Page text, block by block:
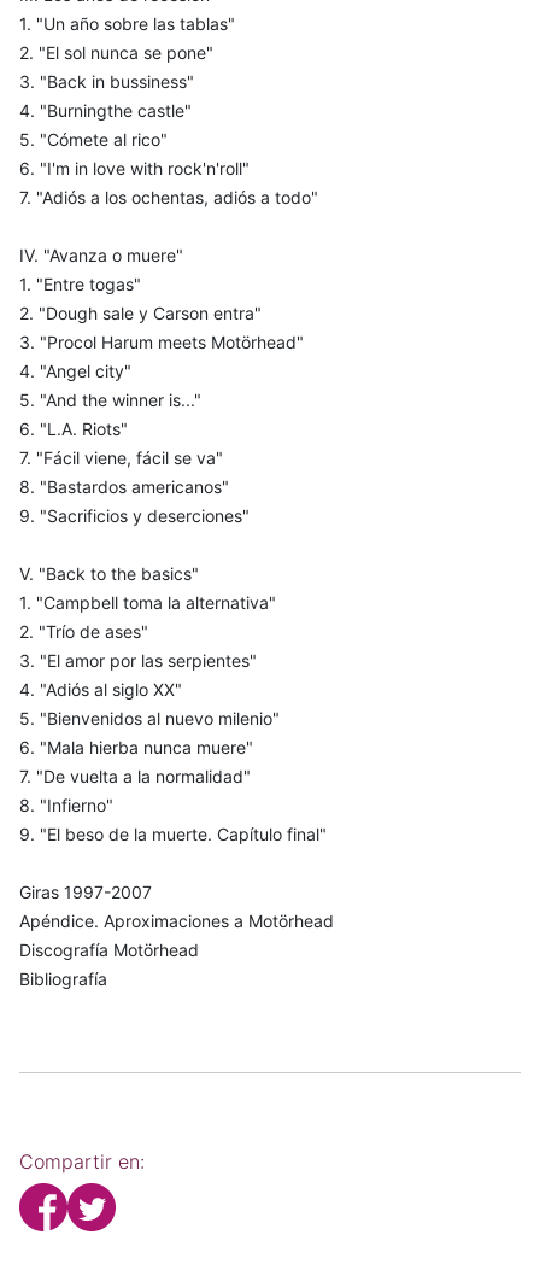
1. "Un año sobre las tablas"
2. "El sol nunca se pone"
3. "Back in bussiness"
4. "Burningthe castle"
5. "Cómete al rico"
6. "I'm in love with rock'n'roll"
7. "Adiós a los ochentas, adiós a todo"
IV. "Avanza o muere"
1. "Entre togas"
2. "Dough sale y Carson entra"
3. "Procol Harum meets Motörhead"
4. "Angel city"
5. "And the winner is..."
6. "L.A. Riots"
7. "Fácil viene, fácil se va"
8. "Bastardos americanos"
9. "Sacrificios y deserciones"
V. "Back to the basics"
1. "Campbell toma la alternativa"
2. "Trío de ases"
3. "El amor por las serpientes"
4. "Adiós al siglo XX"
5. "Bienvenidos al nuevo milenio"
6. "Mala hierba nunca muere"
7. "De vuelta a la normalidad"
8. "Infierno"
9. "El beso de la muerte. Capítulo final"
Giras 1997-2007
Apéndice. Aproximaciones a Motörhead
Discografía Motörhead
Bibliografía
Compartir en: